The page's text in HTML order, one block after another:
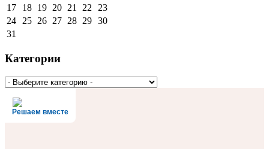
17
18 19 20 21 22
23
24
25 26 27 28 29 30
31
Категории
Решаем вместе